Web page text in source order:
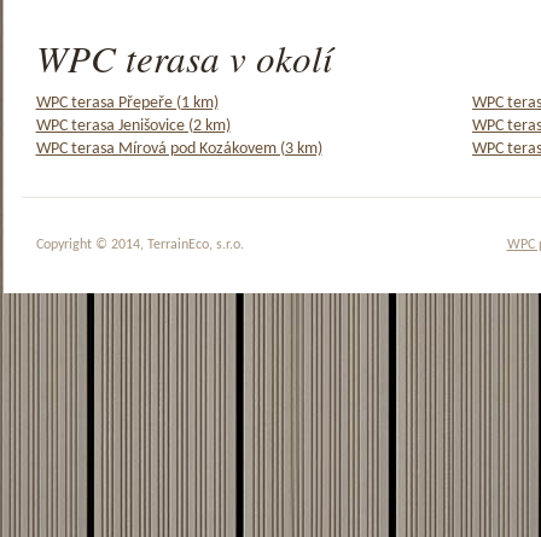
WPC terasa v okolí
WPC terasa Přepeře (1 km)
WPC
WPC terasa Jenišovice (2 km)
WPC
WPC terasa Mírová pod Kozákovem (3 km)
WPC
WPC
Copyright © 2014, TerrainEco, s.r.o.